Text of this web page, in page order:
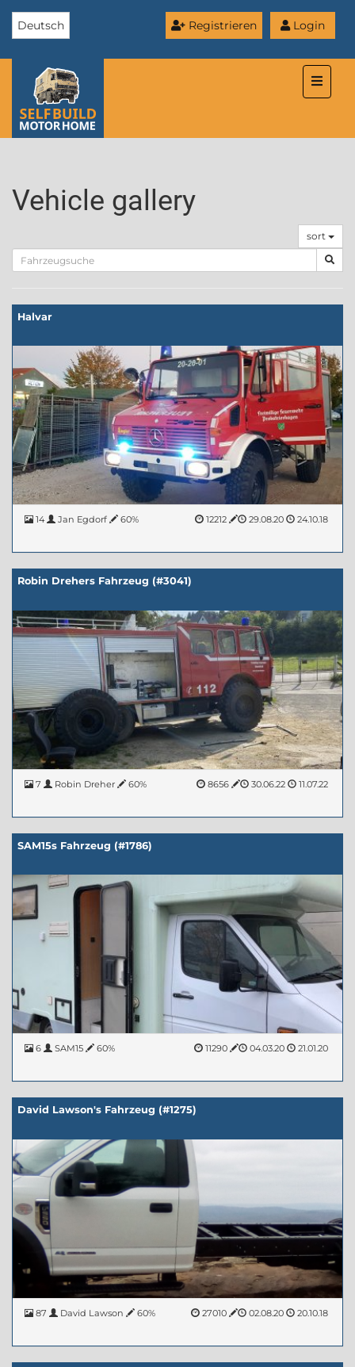
Login
Registrieren
Deutsch
Toggle
Vehicle gallery
sort
Halvar
14 24.10.18
Jan Egdorf 29.08.20
60% 12212
Robin Drehers Fahrzeug (#3041)
7 11.07.22
Robin Dreher 30.06.22
60% 8656
SAM15s Fahrzeug (#1786)
6 21.01.20
SAM15 04.03.20
60% 11290
David Lawson's Fahrzeug (#1275)
87 20.10.18
David Lawson 02.08.20
60% 27010